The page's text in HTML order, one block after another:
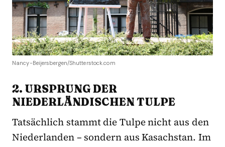
Nancy-Beijersbergen/Shutterstock.com
2. URSPRUNG DER
NIEDERLÄNDISCHEN TULPE
Tatsächlich stammt die Tulpe nicht aus den
Niederlanden – sondern aus Kasachstan. Im